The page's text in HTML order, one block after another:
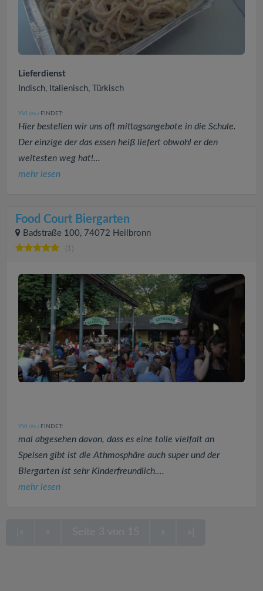
Lieferdienst
Indisch, Italienisch, Türkisch
YVI (96 ) FINDET:
Hier bestellen wir uns oft mittagsangebote in die Schule.
Der einzige der das essen heiß liefert obwohl er den
weitesten weg hat!...
mehr lesen
Food Court Biergarten
Badstraße 100, 74072 Heilbronn
YVI (96 ) FINDET:
mal abgesehen davon, dass es eine tolle vielfalt an
Speisen gibt ist die Athmosphäre auch super und der
Biergarten ist sehr Kinderfreundlich....
mehr lesen